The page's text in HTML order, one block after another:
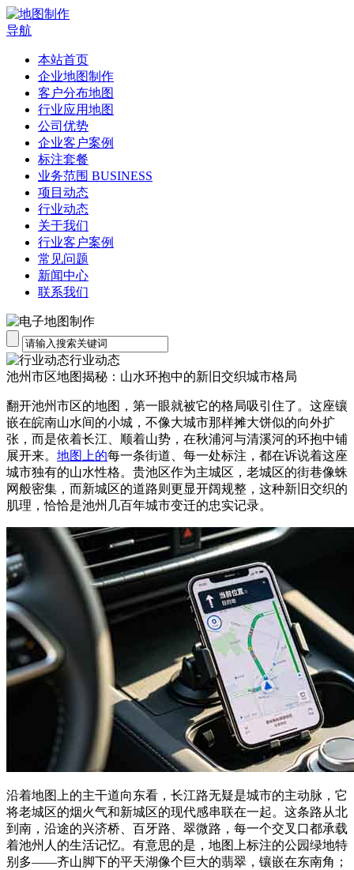
导航
本站首页
企业地图制作
客户分布地图
行业应用地图
公司优势
企业客户案例
标注套餐
业务范围 BUSINESS
项目动态
行业动态
关于我们
行业客户案例
常见问题
新闻中心
联系我们
行业动态
池州市区地图揭秘：山水环抱中的新旧交织城市格局
翻开池州市区的地图，第一眼就被它的格局吸引住了。这座镶
嵌在皖南山水间的小城，不像大城市那样摊大饼似的向外扩
张，而是依着长江、顺着山势，在秋浦河与清溪河的环抱中铺
展开来。 地图上的每一条街道、每一处标注，都在诉说着这座
城市独有的山水性格。贵池区作为主城区，老城区的街巷像蛛
网般密集，而新城区的道路则更显开阔规整，这种新旧交织的
肌理，恰恰是池州几百年城市变迁的忠实记录。
沿着地图上的主干道向东看，长江路无疑是城市的主动脉，它
将老城区的烟火气和新城区的现代感串联在一起。这条路从北
到南，沿途的兴济桥、百牙路、翠微路，每一个交叉口都承载
着池州人的生活记忆。有意思的是，地图上标注的公园绿地特
别多——齐山脚下的平天湖像个巨大的翡翠，镶嵌在东南角；